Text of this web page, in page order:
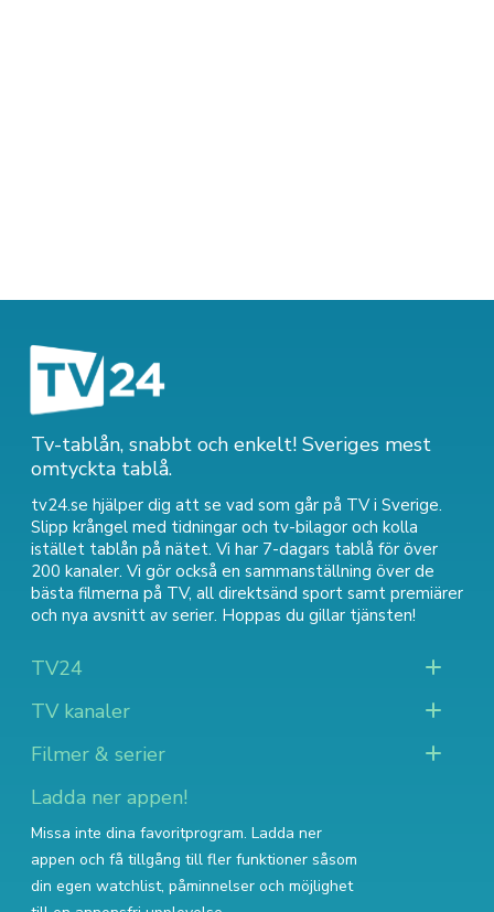
Tv-tablån, snabbt och enkelt! Sveriges mest
omtyckta tablå.
tv24.se hjälper dig att se vad som går på TV i Sverige.
Slipp krångel med tidningar och tv-bilagor och kolla
istället tablån på nätet. Vi har 7-dagars tablå för över
200 kanaler. Vi gör också en sammanställning över de
bästa filmerna på TV, all direktsänd sport samt premiärer
och nya avsnitt av serier. Hoppas du gillar tjänsten!
TV24
TV kanaler
Filmer & serier
Ladda ner appen!
Missa inte dina favoritprogram. Ladda ner
appen och få tillgång till fler funktioner såsom
din egen watchlist, påminnelser och möjlighet